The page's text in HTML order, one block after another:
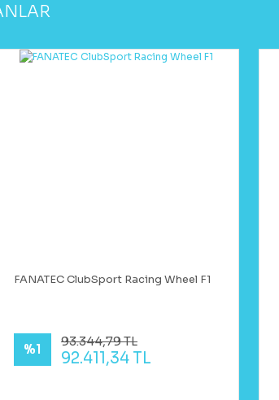
FANATEC ClubSport Racing Wheel F1
%1
93.344,79 TL
92.411,34 TL